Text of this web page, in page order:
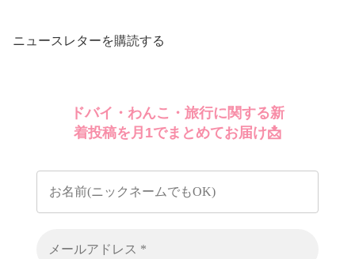
ニュースレターを購読する
ドバイ・わんこ・旅行に関する新
着投稿を月1でまとめてお届け📩